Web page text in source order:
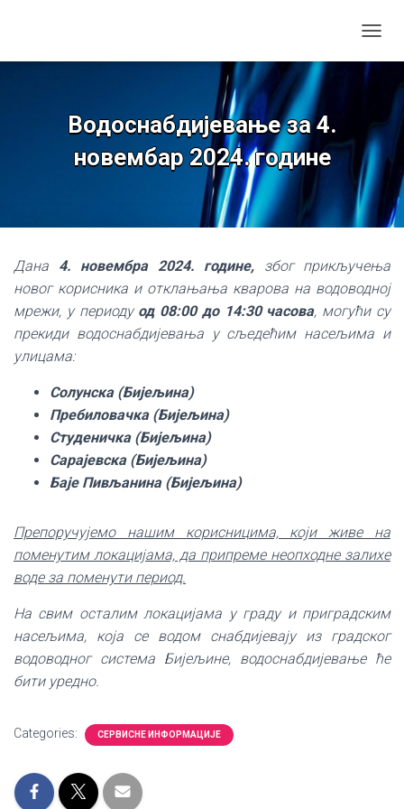
Водоснабдијевање за 4.
новембар 2024. године
Дана 4. новембра 2024. године, због прикључења
новог корисника и отклањања кварова на водоводној
мрежи, у периодуод 08:00 до 14:30 часова, могући су
прекиди водоснабдијевања у сљедећим насељима и
улицама:
Солунска (Бијељинa)
Пребиловачка (Бијељина)
Студеничка (Бијељина)
Сарајевска (Бијељина)
Баје Пивљанина (Бијељина)
Препоручујемо нашим корисницима, који живе на
поменутим локацијама, да припреме неопходне залихе
воде за поменути период.
На свим осталим локацијама у граду и приградским
насељима, која се водом снабдијевају из градског
водоводног система Бијељине, водоснабдијевање ће
бити уредно.
Categories: СЕРВИСНЕ ИНФОРМАЦИЈЕ